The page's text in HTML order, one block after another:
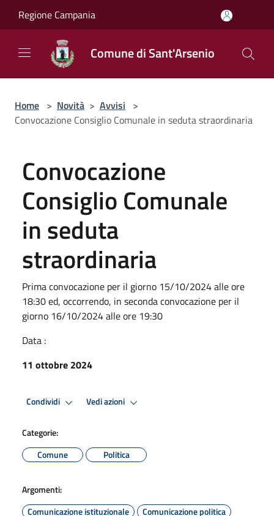
Regione Campania
Comune di Sant'Arsenio
Home > Novità > Avvisi >
Convocazione Consiglio Comunale in seduta straordinaria
Convocazione
Consiglio Comunale
in seduta
straordinaria
Prima convocazione per il giorno 15/10/2024 alle ore
18:30 ed, occorrendo, in seconda convocazione per il
giorno 16/10/2024 alle ore 19:30
Data :
11 ottobre 2024
Condividi Vedi azioni
Categorie:
Comune
Politica
Argomenti:
Comunicazione istituzionale
Comunicazione politica